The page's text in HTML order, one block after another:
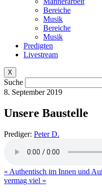
Bereiche
Musik
Bereiche
Musik
Predigten
Livestream
X
Suche
8. September 2019
Unsere Baustelle
Prediger: Peter D.
« Authentisch im Innen und
vermag viel »